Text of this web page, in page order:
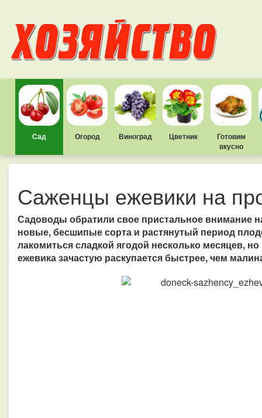
Сад Огород Виноград Цветник
Готовим
вкусно
Саженцы ежевики на
Садоводы обратили свое пристальное внимание
новые, бесшипые сорта и растянутый период
лакомиться сладкой ягодой несколько месяцев,
ежевика зачастую раскупается быстрее, чем